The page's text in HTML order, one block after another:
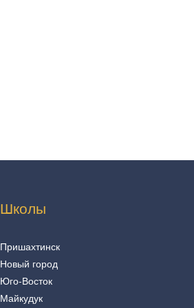
Школы
Пришахтинск
Новый город
Юго-Восток
Майкудук